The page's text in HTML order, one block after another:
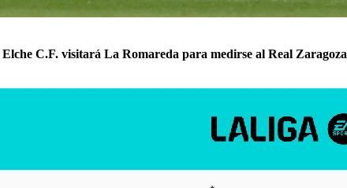
Elche C.F. visitará La Romareda para medirse al Real Zaragoza